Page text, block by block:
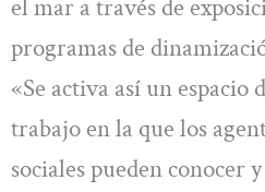
el mar a través de
programas de
«Se activa así un espacio
trabajo en la que los
sociales pueden conocer